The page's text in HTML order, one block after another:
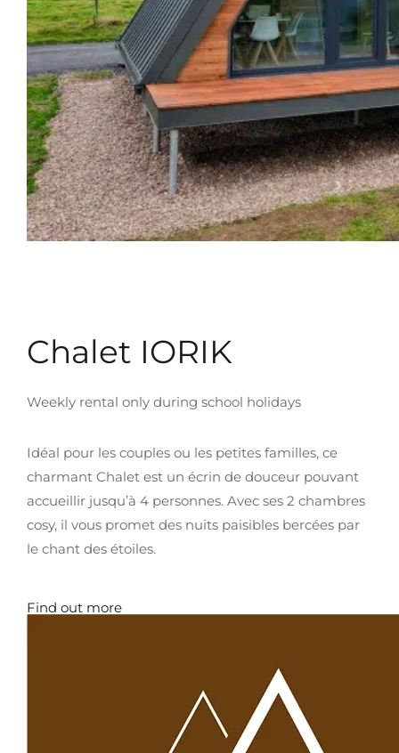
Chalet IORIK
Weekly rental only during school holidays
Idéal pour les couples ou les petites familles, ce
charmant Chalet est un écrin de douceur pouvant
accueillir jusqu’à 4 personnes. Avec ses 2 chambres
cosy, il vous promet des nuits paisibles bercées par
le chant des étoiles.
Find out more